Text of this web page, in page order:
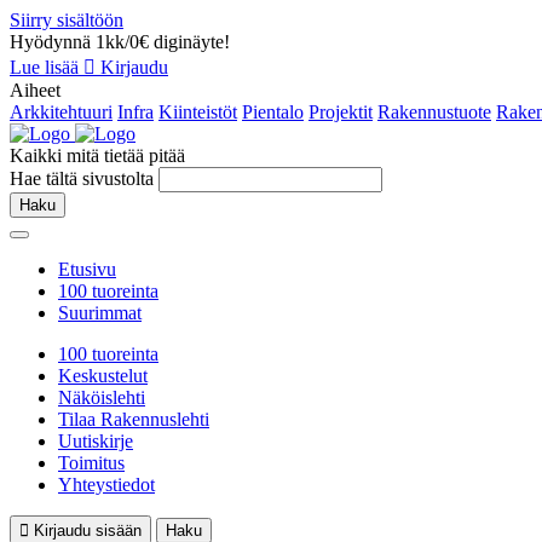
Siirry sisältöön
Hyödynnä 1kk/0€ diginäyte!
Lue lisää
Kirjaudu
Aiheet
Arkkitehtuuri Infra Kiinteistöt Pientalo Projektit Rakennustuote
Kaikki mitä tietää pitää
Hae tältä sivustolta
Haku
Etusivu
100 tuoreinta
Suurimmat
100 tuoreinta
Keskustelut
Näköislehti
Tilaa Rakennuslehti
Uutiskirje
Toimitus
Yhteystiedot
Kirjaudu sisään
Haku